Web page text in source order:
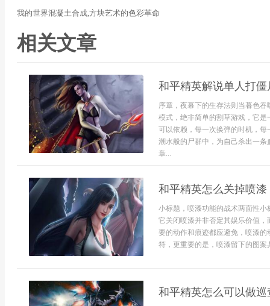
我的世界混凝土合成,方块艺术的色彩革命
相关文章
和平精英解说单人打
序章，夜幕下的生存法则当暮色
模式，绝非简单的割草游戏，它
可以依赖，每一次换弹的时机，
潮水般的尸群中，为自己杀出一
章...
和平精英怎么关掉喷
小标题，喷漆功能的战术两面性
它关闭喷漆并非否定其娱乐价值
要的动作和痕迹都应避免，喷漆
符，更重要的是，喷漆留下的图
和平精英怎么可以做